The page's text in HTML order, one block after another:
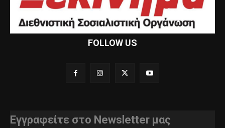
FOLLOW US
Εγγραφείτε στο Newsletter μας